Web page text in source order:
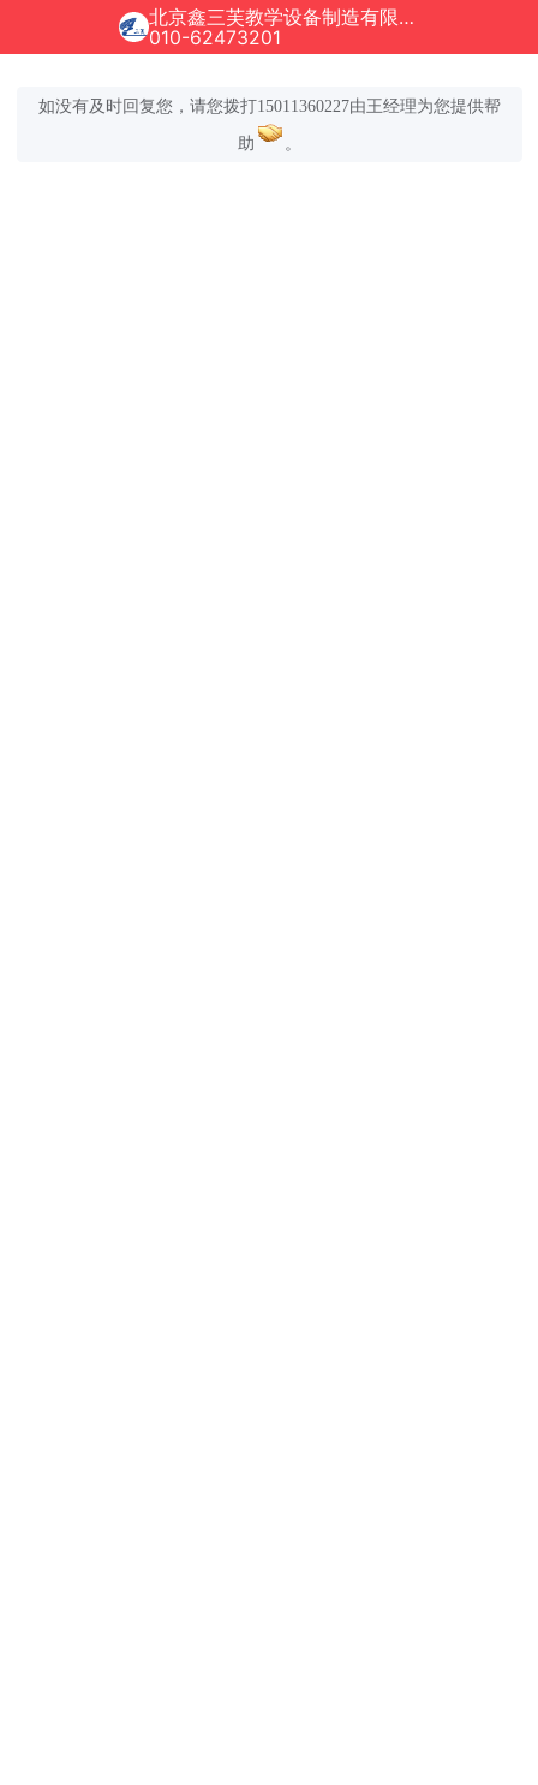
北京鑫三芙教学设备制造有限公司正在为您服务
010-62473201
如没有及时回复您，请您拨打15011360227由王经理为您提供帮
助 。